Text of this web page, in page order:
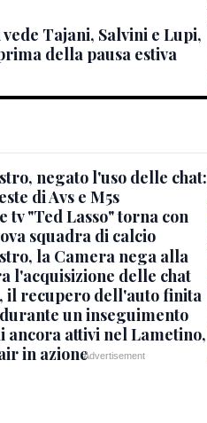
Tajani, Salvini e Lupi,
della pausa estiva
negato l'uso delle chat:
di Avs e M5s
tv "Ted Lasso" torna con
squadra di calcio
la Camera nega alla
l'acquisizione delle chat
il recupero dell'auto finita
un inseguimento
ancora attivi nel Lametino,
in azione